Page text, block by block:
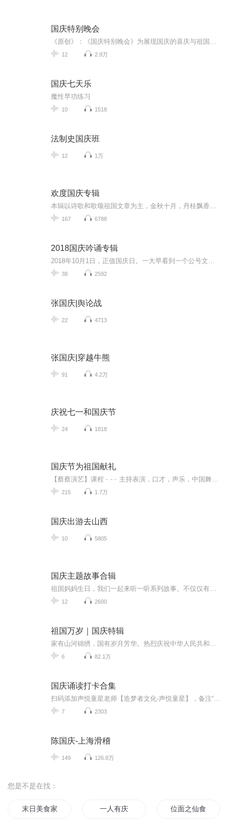
国庆特别晚会
12 2.9万
国庆七天乐
魔性早功练习
10 1518
法制史国庆班
12 1万
欢度国庆专辑
167 6788
2018国庆吟诵专辑
38 2592
张国庆|舆论战
22 4713
张国庆|穿越牛熊
91 4.2万
庆祝七一和国庆节
24 1818
国庆节为祖国献礼
215 1.7万
国庆出游去山西
10 5805
国庆主题故事合辑
12 2600
祖国万岁｜国庆特辑
6 82.1万
国庆诵读打卡合集
7 2303
陈国庆-上海滑稽
149 126.8万
您是不是在找：
末日美食家 一人有庆 位面之仙食